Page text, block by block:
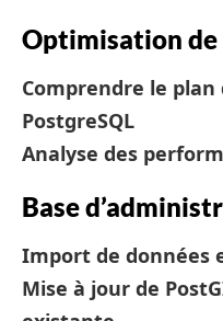
Optimisation de
Comprendre le plan
PostgreSQL
Analyse des
Base
Import de données
Mise à jour de